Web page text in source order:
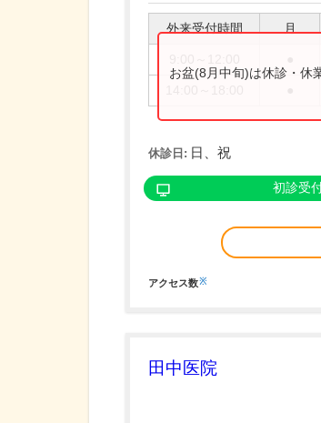
外来受付時間 月
お盆(8月中旬)は休診・休
休診日: 日、祝
初診受
アクセス数※
田中医院